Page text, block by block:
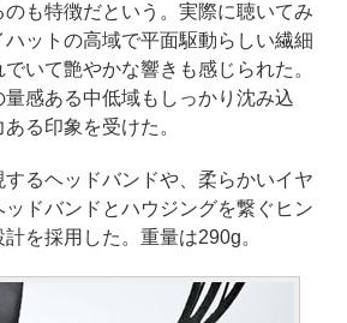
も特徴だという。実際に聴いてみ
ットの高域で平面駆動らしい繊細
いて艶やかな響きも感じられた。
感ある中低域もしっかり沈み込
る印象を受けた。
るヘッドバンドや、柔らかいイヤ
ドバンドとハウジングを繋ぐヒン
を採用した。重量は290g。